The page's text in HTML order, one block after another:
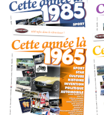
L’encombrement
poids ainsi que l’essieu
Seuls six exemplaires de
dernier est carrossé en
COMMENTAIRES